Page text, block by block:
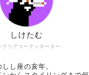
テリアコーディネーター
しけたむ
し座の亥年。